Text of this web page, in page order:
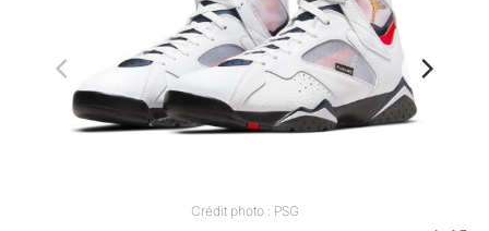
Crédit photo : PSG